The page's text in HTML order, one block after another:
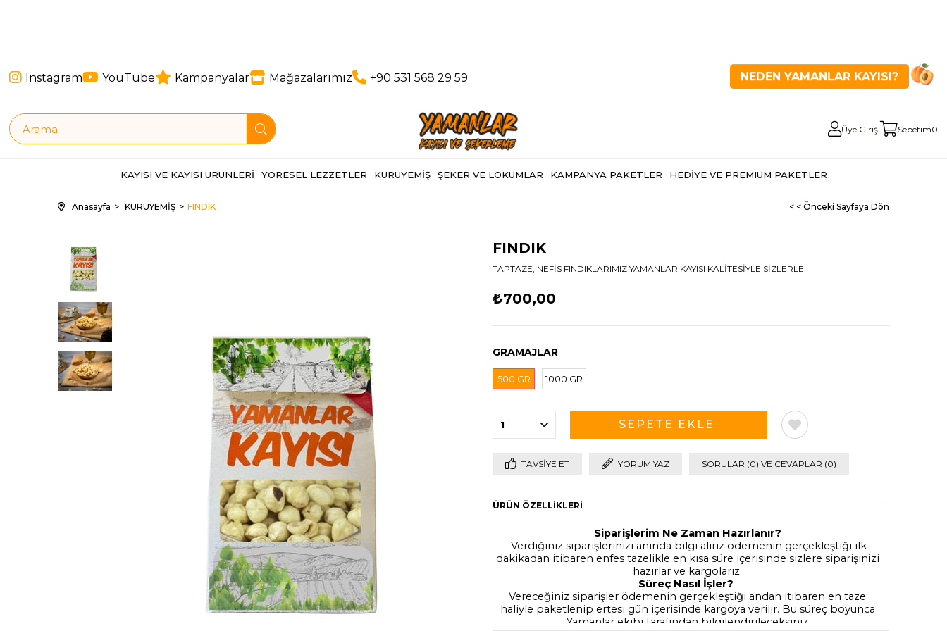
Instagram YouTube Kampanyalar Mağazalarımız +90 531 568 29 59 NEDEN YAMANLAR KAYISI?
Üye Girişi Sepetim0
KAYISI VE KAYISI ÜRÜNLERİ YÖRESEL LEZZETLER KURUYEMİŞ ŞEKER VE LOKUMLAR KAMPANYA PAKETLER HEDİYE VE PREMIUM PAKETLER
Anasayfa KURUYEMİŞ FINDIK < < Önceki Sayfaya Dön
FINDIK
TAPTAZE, NEFİS FINDIKLARIMIZ YAMANLAR KAYISI KALİTESİYLE SİZLERLE
₺700,00
GRAMAJLAR
500 GR 1000 GR
TAVSIYE ET YORUM YAZ SORULAR (0) VE CEVAPLAR (0)
ÜRÜN ÖZELLIKLERI
Siparişlerim Ne Zaman Hazırlanır?
Verdiğiniz siparişlerinizi anında bilgi alırız ödemenin gerçekleştiği ilk
dakikadan itibaren enfes tazelikle en kısa süre içerisinde sizlere siparişinizi
hazırlar ve kargolarız.
Süreç Nasıl İşler?
Vereceğiniz siparişler ödemenin gerçekleştiği andan itibaren en taze
haliyle paketlenip ertesi gün içerisinde kargoya verilir. Bu süreç boyunca
Yamanlar ekibi tarafından bilgilendirileceksiniz